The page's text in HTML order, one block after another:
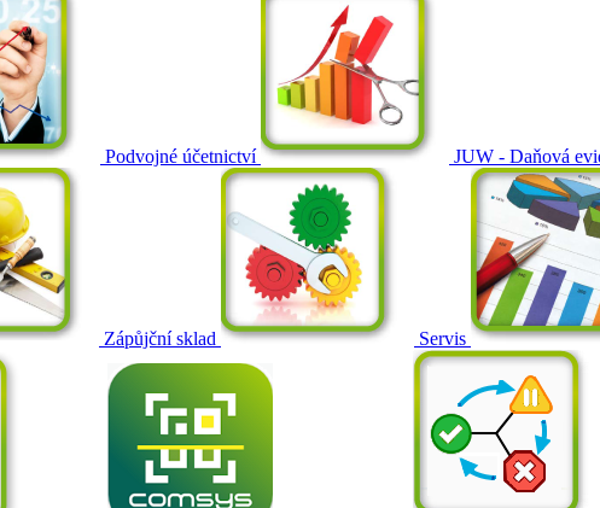
Podvojné účetnictví JUW - Daňová
Zápůjční sklad Servis